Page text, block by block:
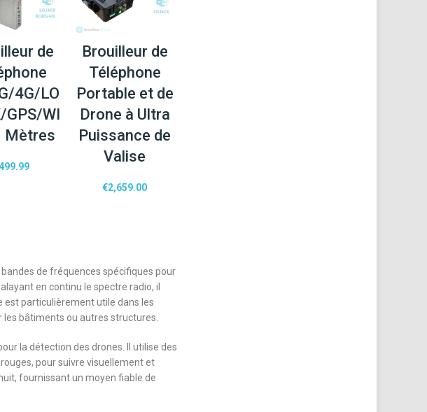
de
4G/LO
WI
Mètres
Brouilleur de
Téléphone
Portable et de
Drone à Ultra
Puissance de
Valise
€2,659.00
de fréquences spécifiques pour
en continu le spectre radio, il
est particulièrement utile dans les
les bâtiments ou autres structures.
la détection des drones. Il utilise des
pour suivre visuellement et
fournissant un moyen fiable de